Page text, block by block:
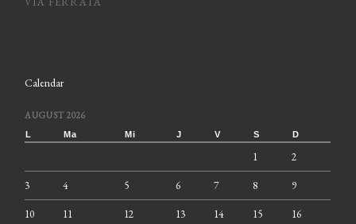
Calendar
AUGUST 2026
L Ma Mi J V S D
1 2
3 4 5 6 7 8 9
10 11 12 13 14 15 16